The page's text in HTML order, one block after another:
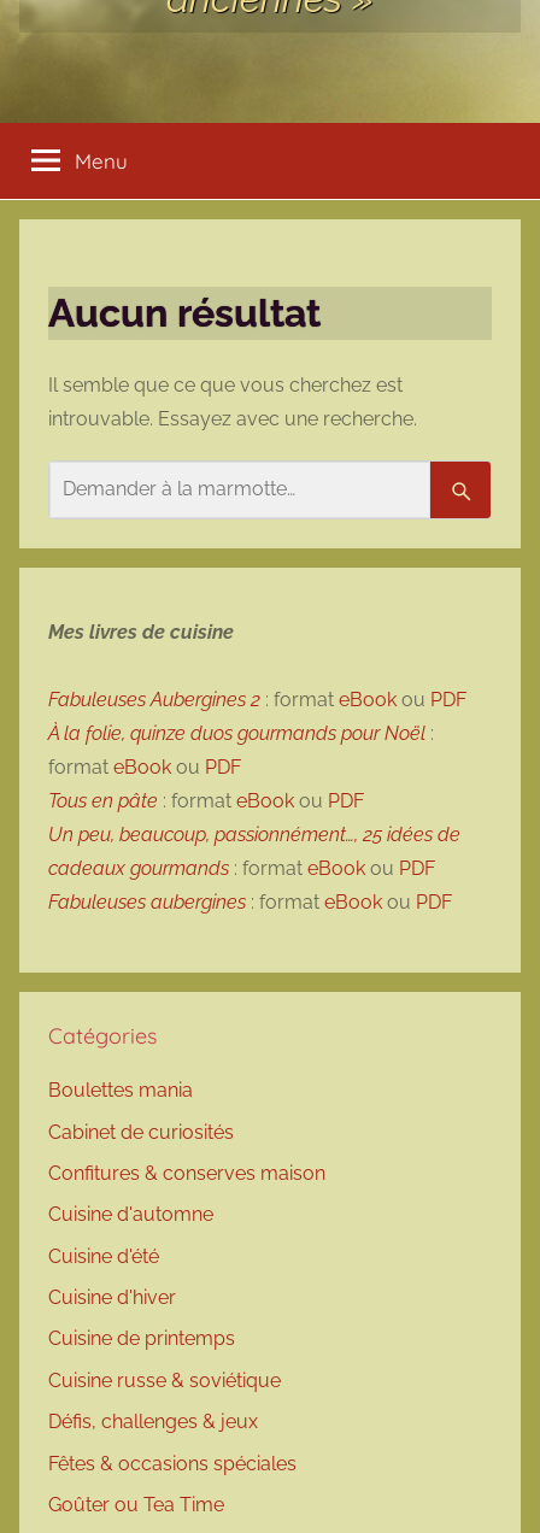
Menu
Aucun résultat
Il semble que ce que vous cherchez est
introuvable. Essayez avec une recherche.
Mes livres de cuisine
Fabuleuses Aubergines 2 : format eBook ou PDF
À la folie, quinze duos gourmands pour Noël :
format eBook ou PDF
Tous en pâte : format eBook ou PDF
Un peu, beaucoup, passionnément…, 25 idées de
cadeaux gourmands : format eBook ou PDF
Fabuleuses aubergines : format eBook ou PDF
Catégories
Boulettes mania
Cabinet de curiosités
Confitures & conserves maison
Cuisine d'automne
Cuisine d'été
Cuisine d'hiver
Cuisine de printemps
Cuisine russe & soviétique
Défis, challenges & jeux
Fêtes & occasions spéciales
Goûter ou Tea Time